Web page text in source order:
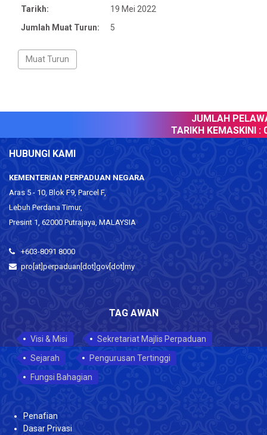
Tarikh:
19 Mei 2022
Jumlah Muat Turun:
5
JUMLAH
TARIKH KEMASKINI :
HUBUNGI KAMI
KEMENTERIAN PERPADUAN NEGARA
Aras 5 - 10, Blok F9, Parcel F,
Lebuh Perdana Timur,
Presint 1, 62000 Putrajaya, MALAYSIA
+603-8091 8000
pro[at]perpaduan[dot]gov[dot]my
TAG AWAN
Visi & Misi
Sekretariat Majlis Perpaduan
Sejarah
Pengurusan Tertinggi
Fungsi Bahagian
Penafian
Dasar Privasi